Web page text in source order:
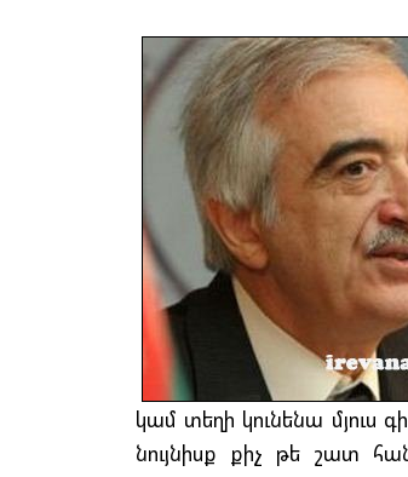
կամ տեղի կունենա մյուս
նույնիսք քիչ թե շատ